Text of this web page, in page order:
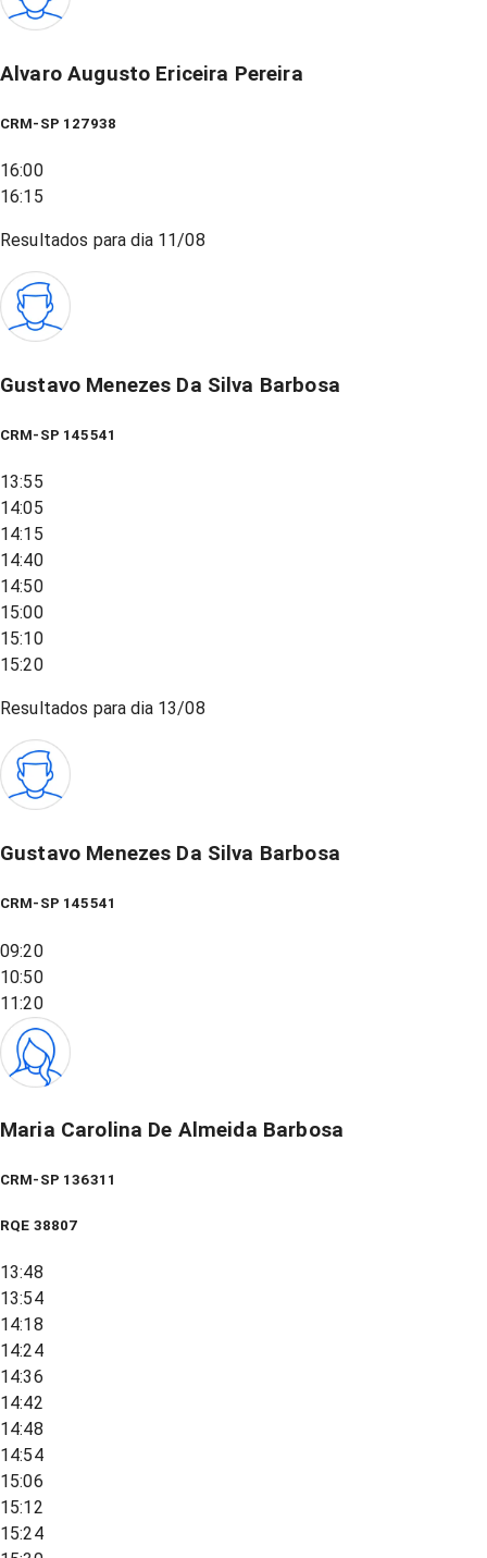
Alvaro Augusto Ericeira Pereira
CRM-SP 127938
16:00
16:15
Resultados para dia 11/08
Gustavo Menezes Da Silva Barbosa
CRM-SP 145541
13:55
14:05
14:15
14:40
14:50
15:00
15:10
15:20
Resultados para dia 13/08
Gustavo Menezes Da Silva Barbosa
CRM-SP 145541
09:20
10:50
11:20
Maria Carolina De Almeida Barbosa
CRM-SP 136311
RQE 38807
13:48
13:54
14:18
14:24
14:36
14:42
14:48
14:54
15:06
15:12
15:24